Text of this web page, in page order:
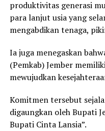
produktivitas generasi
para lanjut usia yang
mengabdikan tenaga,
Ia juga menegaskan
(Pemkab) Jember
mewujudkan
Komitmen tersebut
digaungkan oleh Bupati
Bupati Cinta Lansia”.